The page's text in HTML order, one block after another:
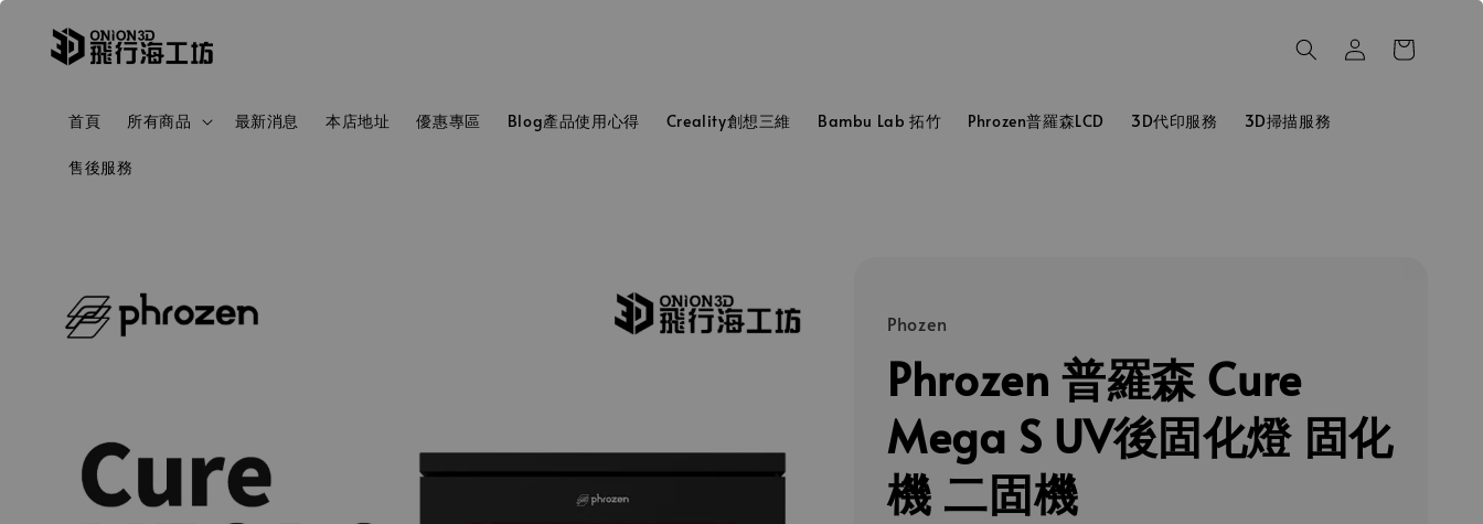
首頁 所有商品 最新消息 本店地址 優惠專區 Blog產品使用心得 Creality創想三維 Bambu Lab 拓竹 Phrozen普羅森LCD 3D代印服務 3D掃描服務
售後服務
Phozen
Phrozen 普羅森 Cure
Mega S UV後固化燈 固化
機 二固機